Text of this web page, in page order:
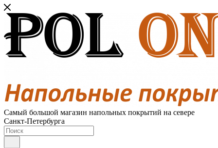
Самый большой магазин напольных покрытий на севере
Санкт-Петербурга